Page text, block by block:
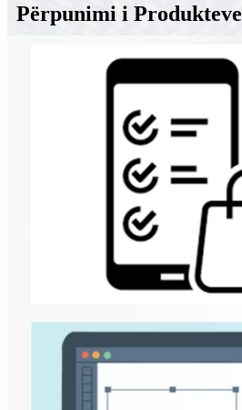
Përpunimi i Produkteve